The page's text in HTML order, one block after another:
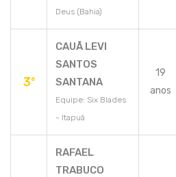
Deus (Bahia)
3º
CAUÃ LEVI
SANTOS
SANTANA
Equipe: Six Blades
- Itapuã
19
anos
RAFAEL
TRABUCO